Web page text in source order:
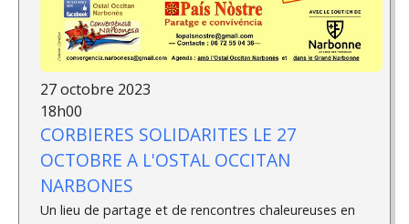
27 octobre 2023
18h00
CORBIERES SOLIDARITES LE 27
OCTOBRE A L'OSTAL OCCITAN
NARBONES
Un lieu de partage et de rencontres chaleureuses en